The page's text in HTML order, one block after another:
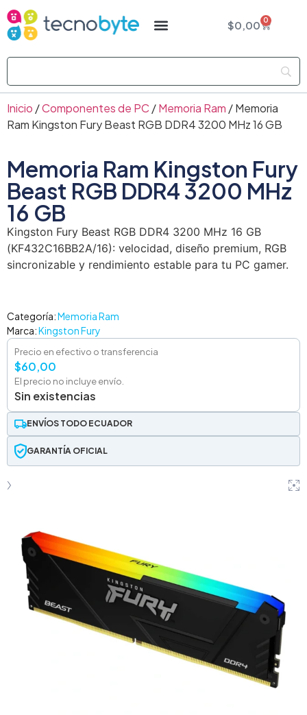
$0,00 0
Inicio /Componentes de PC /Memoria Ram / Memoria
Ram Kingston Fury Beast RGB DDR4 3200 MHz 16 GB
Memoria Ram Kingston Fury
Beast RGB DDR4 3200 MHz
16 GB
Kingston Fury Beast RGB DDR4 3200 MHz 16 GB
(KF432C16BB2A/16): velocidad, diseño premium, RGB
sincronizable y rendimiento estable para tu PC gamer.
Categoría:Memoria Ram
Marca:Kingston Fury
Precio en efectivo o transferencia
$60,00
El precio no incluye envío.
Sin existencias
ENVÍOS TODO ECUADOR
GARANTÍA OFICIAL